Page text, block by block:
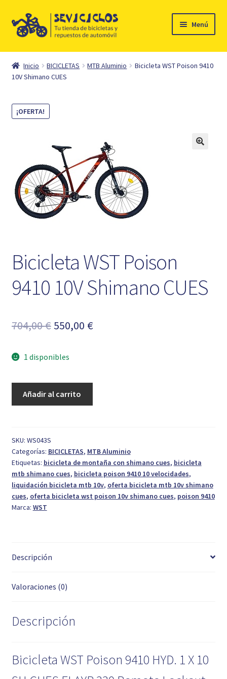
Ir
Ir
al
Menú
Inicio
Ciclismo
Automóvil
Inicio BICICLETAS MTB Aluminio
Bicicleta WST Poison 9410
10V Shimano CUES
¡OFERTA!
Bicicleta WST Poison
9410 10V Shimano CUES
704,00€ El
original
era:
704,00 €.
550,00 €El
es:
1 disponibles
10V
Shimano
CUES
cantidad
Añadir al carrito
SKU: WS043S
Categorías: BICICLETAS, MTB Aluminio
Etiquetas: bicicleta de montaña con shimano cues, bicicleta
mtb shimano cues, bicicleta poison 9410 10 velocidades,
liquidación bicicleta mtb 10v, oferta bicicleta mtb 10v shimano
cues, oferta bicicleta wst poison 10v shimano cues, poison 9410
Marca: WST
Descripción
Valoraciones (0)
Descripción
Bicicleta WST Poison 9410 HYD. 1 X 10